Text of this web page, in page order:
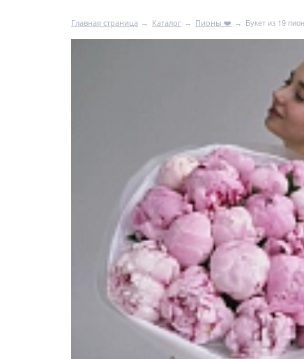
Главная страница Каталог Пионы ❤️ Букет из 19